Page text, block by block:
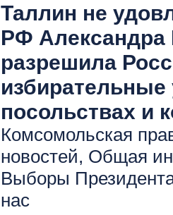
Таллин не
РФ Александра
разрешила
избирательные
посольствах и
Комсомольская
новостей, Общая
Выборы
нас